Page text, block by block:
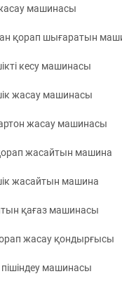
машинасы
қорап шығаратын
кесу машинасы
жасау машинасы
жасау машинасы
жасайтын машина
жасайтын машина
қағаз машинасы
жасау қондырғысы
машинасы